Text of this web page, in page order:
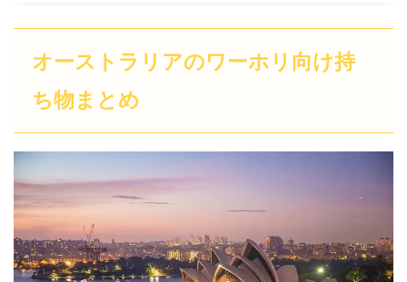
オーストラリアのワーホリ向け持
ち物まとめ